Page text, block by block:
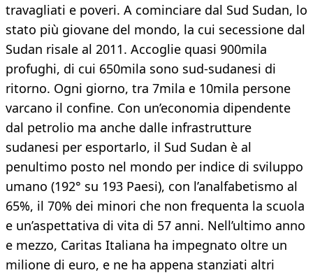
travagliati e poveri. A cominciare dal Sud Sudan, lo
stato più giovane del mondo, la cui secessione dal
Sudan risale al 2011. Accoglie quasi 900mila
profughi, di cui 650mila sono sud-sudanesi di
ritorno. Ogni giorno, tra 7mila e 10mila persone
varcano il confine. Con un’economia dipendente
dal petrolio ma anche dalle infrastrutture
sudanesi per esportarlo, il Sud Sudan è al
penultimo posto nel mondo per indice di sviluppo
umano (192° su 193 Paesi), con l’analfabetismo al
65%, il 70% dei minori che non frequenta la scuola
e un’aspettativa di vita di 57 anni. Nell’ultimo anno
e mezzo, Caritas Italiana ha impegnato oltre un
milione di euro, e ne ha appena stanziati altri